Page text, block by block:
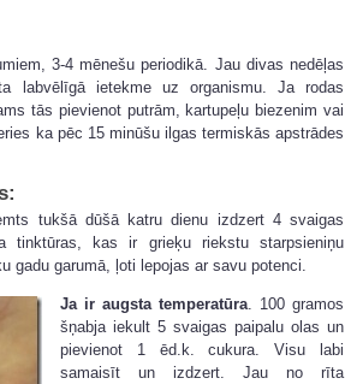
3-4 mēnešu periodikā. Jau divas nedēļas
labvēlīgā ietekme uz organismu. Ja rodas
tās pievienot putrām, kartupeļu biezenim vai
ka pēc 15 minūšu ilgas termiskās apstrādes
tukšā dūšā katru dienu izdzert 4 svaigas
tinktūras, kas ir grieķu riekstu starpsieniņu
gadu garumā, ļoti lepojas ar savu potenci.
Ja ir augsta temperatūra. 100 gramos
šņabja iekult 5 svaigas paipalu olas un
pievienot 1 ēd.k. cukura. Visu labi
samaisīt un izdzert. Jau no rīta